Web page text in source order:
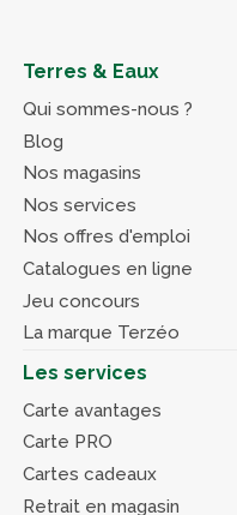
Terres & Eaux
Qui sommes-nous ?
Blog
Nos magasins
Nos services
Nos offres d'emploi
Catalogues en ligne
Jeu concours
La marque Terzéo
Les services
Carte avantages
Carte PRO
Cartes cadeaux
Retrait en magasin